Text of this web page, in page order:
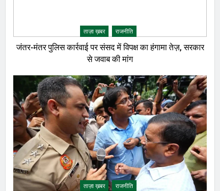
ताज़ा ख़बर राजनीति
जंतर-मंतर पुलिस कार्रवाई पर संसद में विपक्ष का हंगामा तेज़, सरकार
से जवाब की मांग
ताज़ा ख़बर राजनीति